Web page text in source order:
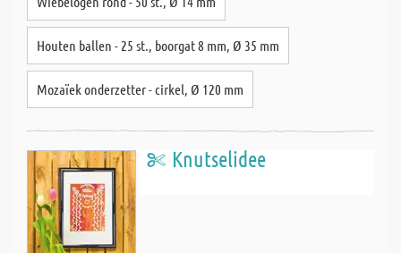
Houten ballen - 25 st., boorgat 8 mm, Ø 35 mm
Mozaïek onderzetter - cirkel, Ø 120 mm
Knutselidee